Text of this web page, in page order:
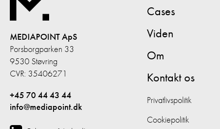
MEDIAPOINT ApS
Porsborgparken 33
9530 Støvring
CVR: 35406271
+45 70 44 43 44
info@mediapoint.dk
Cases
Viden
Om
Kontakt os
Privatlivspolitik
Cookiepolitik